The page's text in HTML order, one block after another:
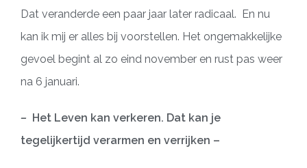
Dat veranderde een paar jaar later radicaal. En nu
kan ik mij er alles bij voorstellen. Het ongemakkelijke
gevoel begint al zo eind november en rust pas weer
na 6 januari.
– Het Leven kan verkeren. Dat kan je
tegelijkertijd verarmen en verrijken –